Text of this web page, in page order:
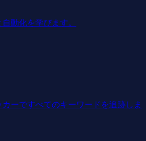
動化を学びます。
ーですべてのキーワードを追跡しま